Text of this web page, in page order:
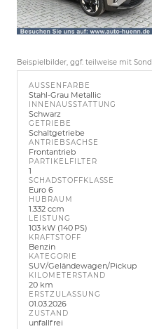
Beispielbilder, ggf. teilweise mit
AUSSENFARBE
Stahl-Grau Metallic
INNENAUSSTATTUNG
Schwarz
GETRIEBE
Schaltgetriebe
ANTRIEBSACHSE
Frontantrieb
PARTIKELFILTER
1
SCHADSTOFFKLASSE
Euro 6
HUBRAUM
1.332 ccm
LEISTUNG
103 kW (140 PS)
KRAFTSTOFF
Benzin
KATEGORIE
SUV/Geländewagen/Pickup
KILOMETERSTAND
20 km
ERSTZULASSUNG
01.03.2026
ZUSTAND
unfallfrei